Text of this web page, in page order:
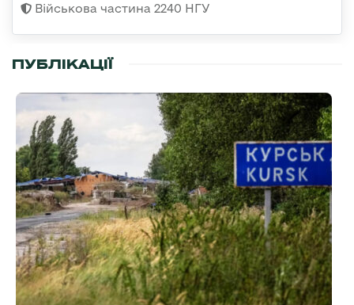
Військова частина 2240 НГУ
ПУБЛІКАЦІЇ